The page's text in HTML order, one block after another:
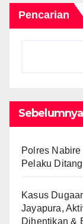
Pencarian
Sebelumnya
Polres
Pelaku
Kasus
Jayapura,
Dihentikan &